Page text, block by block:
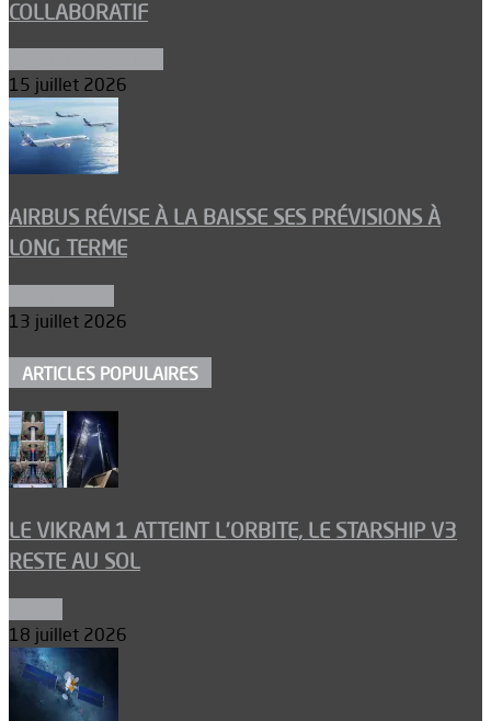
COLLABORATIF
15 juillet 2026
AIRBUS RÉVISE À LA BAISSE SES PRÉVISIONS À
LONG TERME
13 juillet 2026
ARTICLES POPULAIRES
LE VIKRAM 1 ATTEINT L’ORBITE, LE STARSHIP V3
RESTE AU SOL
18 juillet 2026